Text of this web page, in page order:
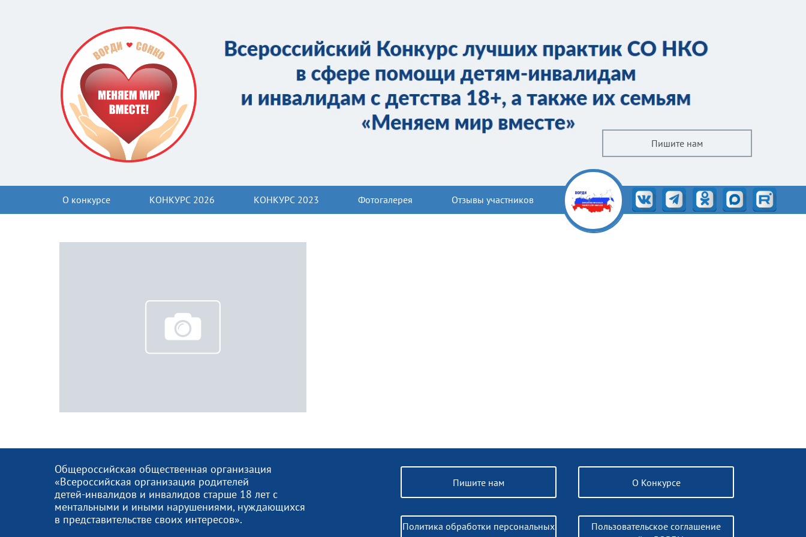
Пишите нам
О конкурсе КОНКУРС 2026 КОНКУРС 2023 Фотогалерея Отзывы участников
Общероссийская общественная организация
«Всероссийская организация родителей
детей-инвалидов и инвалидов старше 18 лет с
ментальными и иными нарушениями, нуждающихся
в представительстве своих интересов».
Пишите нам
Политика обработки персональных
О Конкурсе
Пользовательское соглашение